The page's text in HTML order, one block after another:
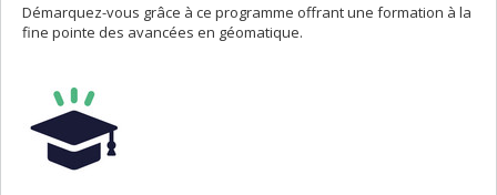
Démarquez-vous grâce à ce programme offrant une formation à la
fine pointe des avancées en géomatique.